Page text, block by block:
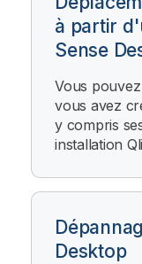
à partir
Sense
Vous
vous avez
y compris
installation
Desktop